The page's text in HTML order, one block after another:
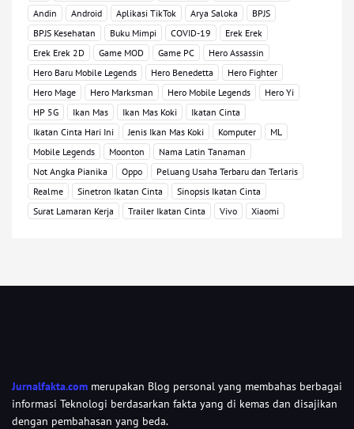
Andin
Android Aplikasi TikTok Arya Saloka
BPJS
BPJS Kesehatan
Buku Mimpi COVID-19
Erek Erek
Erek Erek 2D
Game MOD Game PC
Hero Assassin
Hero Baru Mobile Legends
Hero Benedetta
Hero Fighter
Hero Mage
Hero Marksman Hero Mobile Legends
Hero Yi
HP 5G
Ikan Mas Ikan Mas Koki
Ikatan Cinta
Ikatan Cinta Hari Ini
Jenis Ikan Mas Koki Komputer
ML
Mobile Legends
Moonton
Nama Latin Tanaman
Not Angka Pianika
Oppo
Peluang Usaha Terbaru dan Terlaris
Realme
Sinetron Ikatan Cinta
Sinopsis Ikatan Cinta
Surat Lamaran Kerja
Trailer Ikatan Cinta Vivo Xiaomi
Jurnalfakta.com merupakan Blog personal yang membahas berbagai
informasi Teknologi berdasarkan fakta yang di kemas dan disajikan
dengan pembahasan yang beda.